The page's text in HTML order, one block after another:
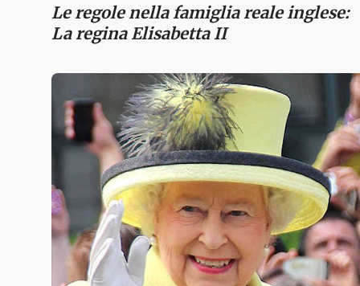
Le regole nella famiglia reale inglese:
La regina Elisabetta II